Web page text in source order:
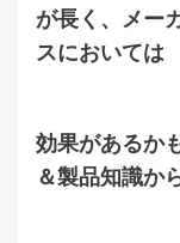
が長く、メー
スにおいては
効果があるか
＆製品知識か